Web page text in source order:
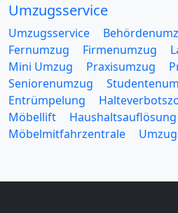
Umzugsservice
Umzugsservice
Fernumzug
Firmenumzug
Mini Umzug
Praxisumzug
Seniorenumzug
Entrümpelung
Möbellift
Haushaltsauflösung
Möbelmitfahrzentrale